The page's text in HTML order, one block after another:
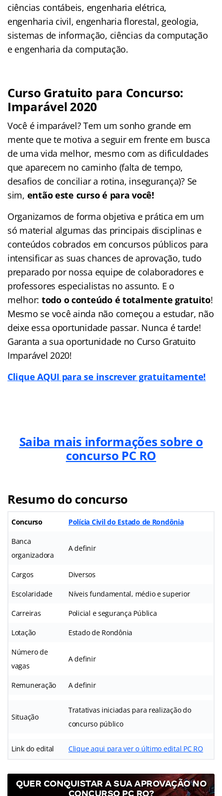
ciências contábeis, engenharia elétrica,
engenharia civil, engenharia florestal, geologia,
sistemas de informação, ciências da computação
e engenharia da computação.
Curso Gratuito para Concurso:
Imparável 2020
Você é imparável? Tem um sonho grande em
mente que te motiva a seguir em frente em busca
de uma vida melhor, mesmo com as dificuldades
que aparecem no caminho (falta de tempo,
desafios de conciliar a rotina, insegurança)? Se
sim, então este curso é para você!
Organizamos de forma objetiva e prática em um
só material algumas das principais disciplinas e
conteúdos cobrados em concursos públicos para
intensificar as suas chances de aprovação, tudo
preparado por nossa equipe de colaboradores e
professores especialistas no assunto. E o
melhor: todo o conteúdo é totalmente gratuito!
Mesmo se você ainda não começou a estudar, não
deixe essa oportunidade passar. Nunca é tarde!
Garanta a sua oportunidade no Curso Gratuito
Imparável 2020!
Clique AQUI para se inscrever gratuitamente!
Saiba mais informações sobre o
concurso PC RO
Resumo do concurso
Concurso Polícia Civil do Estado de Rondônia
Banca
organizadora
A definir
Cargos Diversos
Escolaridade Níveis fundamental, médio e superior
Carreiras Policial e segurança Pública
Lotação Estado de Rondônia
Número de
vagas
A definir
Remuneração A definir
Situação
Tratativas iniciadas para realização do
concurso público
Link do edital Clique aqui para ver o último edital PC RO
QUER CONQUISTAR A SUA APROVAÇÃO NO
CONCURSO PC RO?